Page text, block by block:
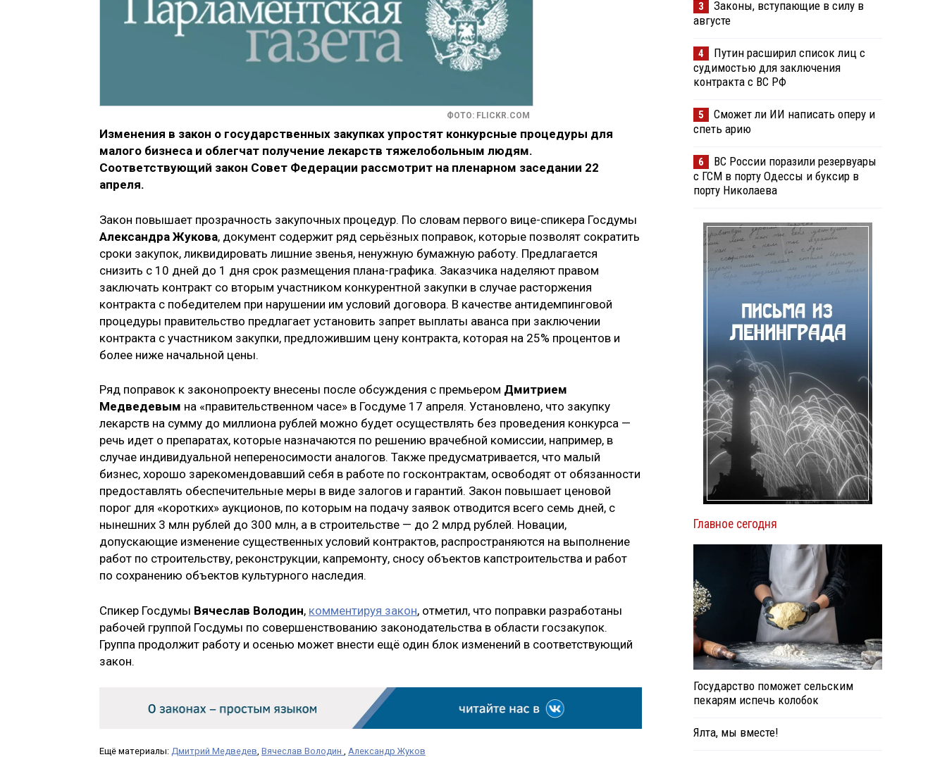
ФОТО: FLICKR.COM
Изменения в закон о государственных закупках упростят конкурсные процедуры для
малого бизнеса и облегчат получение лекарств тяжелобольным людям.
Соответствующий закон Совет Федерации рассмотрит на пленарном заседании 22
апреля.
Закон повышает прозрачность закупочных процедур. По словам первого вице-спикера Госдумы
Александра Жукова, документ содержит ряд серьёзных поправок, которые позволят сократить
сроки закупок, ликвидировать лишние звенья, ненужную бумажную работу. Предлагается
снизить с 10 дней до 1 дня срок размещения плана-графика. Заказчика наделяют правом
заключать контракт со вторым участником конкурентной закупки в случае расторжения
контракта с победителем при нарушении им условий договора. В качестве антидемпинговой
процедуры правительство предлагает установить запрет выплаты аванса при заключении
контракта с участником закупки, предложившим цену контракта, которая на 25% процентов и
более ниже начальной цены.
Ряд поправок к законопроекту внесены после обсуждения с премьером Дмитрием
Медведевым на «правительственном часе» в Госдуме 17 апреля. Установлено, что закупку
лекарств на сумму до миллиона рублей можно будет осуществлять без проведения конкурса —
речь идет о препаратах, которые назначаются по решению врачебной комиссии, например, в
случае индивидуальной непереносимости аналогов. Также предусматривается, что малый
бизнес, хорошо зарекомендовавший себя в работе по госконтрактам, освободят от обязанности
предоставлять обеспечительные меры в виде залогов и гарантий. Закон повышает ценовой
порог для «коротких» аукционов, по которым на подачу заявок отводится всего семь дней, с
нынешних 3 млн рублей до 300 млн, а в строительстве — до 2 млрд рублей. Новации,
допускающие изменение существенных условий контрактов, распространяются на выполнение
работ по строительству, реконструкции, капремонту, сносу объектов капстроительства и работ
по сохранению объектов культурного наследия.
Спикер Госдумы Вячеслав Володин, комментируя закон, отметил, что поправки разработаны
рабочей группой Госдумы по совершенствованию законодательства в области госзакупок.
Группа продолжит работу и осенью может внести ещё один блок изменений в соответствующий
закон.
Ещё материалы: Дмитрий Медведев Вячеслав Володин Александр Жуков
3
Законы, вступающие в силу в
августе
4
Путин расширил список лиц с
судимостью для заключения
контракта с ВС РФ
5
Сможет ли ИИ написать оперу и
спеть арию
6
ВС России поразили резервуары
с ГСМ в порту Одессы и буксир в
порту Николаева
Главное сегодня
Государство поможет сельским
пекарям испечь колобок
Ялта, мы вместе!